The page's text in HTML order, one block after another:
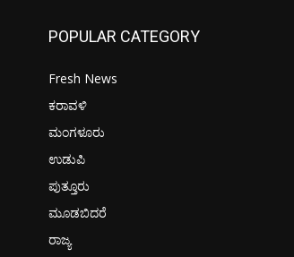
POPULAR CATEGORY
Fresh News
ಕರಾವಳಿ
ಮಂಗಳೂರು
ಉಡುಪಿ
ಪುತ್ತೂರು
ಮೂಡಬಿದರೆ
ರಾಜ್ಯ